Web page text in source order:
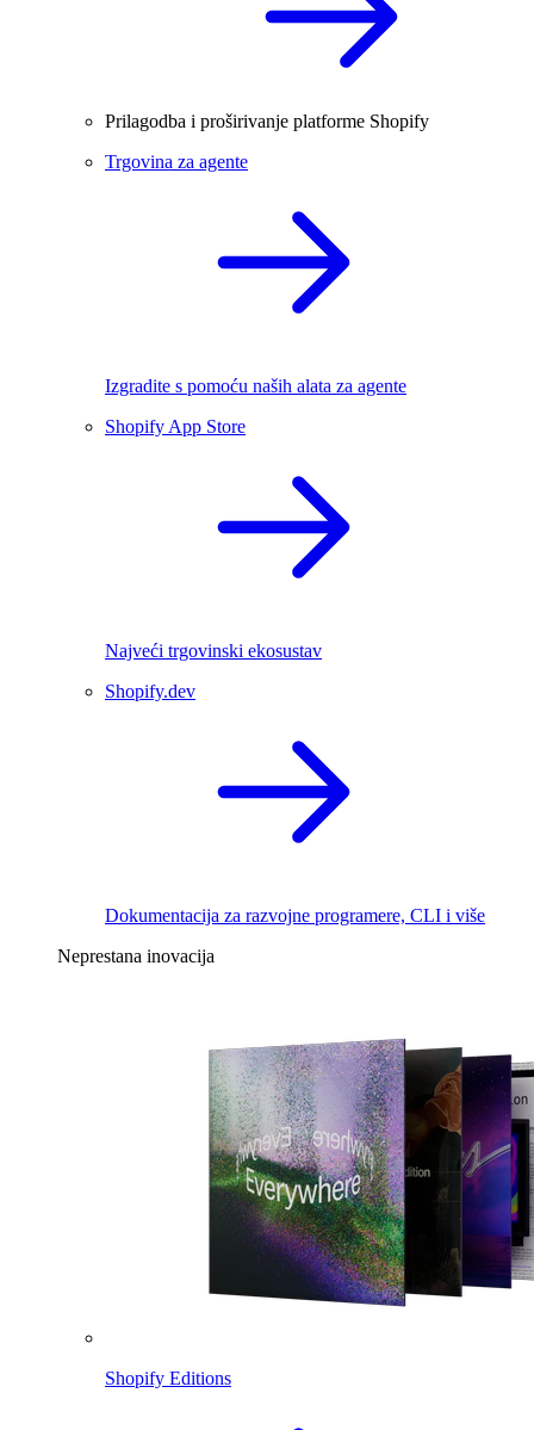
Prilagodba i proširivanje platforme Shopify
Trgovina za agente
Izgradite s pomoću naših alata za agente
Shopify App Store
Najveći trgovinski ekosustav
Shopify.dev
Dokumentacija za razvojne programere, CLI i više
Neprestana inovacija
Shopify Editions